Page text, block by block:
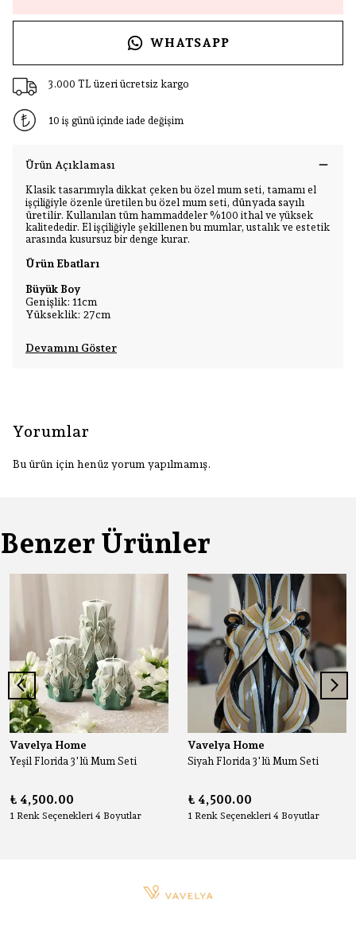
WHATSAPP
3.000 TL üzeri ücretsiz kargo
10 iş günü içinde iade değişim
Ürün Açıklaması
Klasik tasarımıyla dikkat çeken bu özel mum seti, tamamı el
işçiliğiyle özenle üretilen bu özel mum seti, dünyada sayılı
üretilir. Kullanılan tüm hammaddeler %100 ithal ve yüksek
kalitededir. El işçiliğiyle şekillenen bu mumlar, ustalık ve estetik
arasında kusursuz bir denge kurar.
Ürün Ebatları
Büyük Boy
Genişlik: 11cm
Yükseklik: 27cm
Devamını Göster
Yorumlar
Bu ürün için henüz yorum yapılmamış.
Benzer Ürünler
Vavelya Home
Yeşil Florida 3'lü Mum Seti
₺ 4,500.00
1 Renk Seçenekleri 4 Boyutlar
Vavelya Home
Siyah Florida 3'lü Mum Seti
₺ 4,500.00
1 Renk Seçenekleri 4 Boyutlar